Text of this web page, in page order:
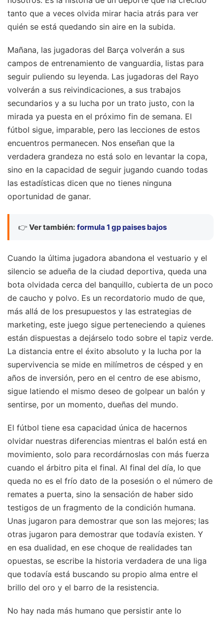
tanto que a veces olvida mirar hacia atrás para ver
quién se está quedando sin aire en la subida.
Mañana, las jugadoras del Barça volverán a sus
campos de entrenamiento de vanguardia, listas para
seguir puliendo su leyenda. Las jugadoras del Rayo
volverán a sus reivindicaciones, a sus trabajos
secundarios y a su lucha por un trato justo, con la
mirada ya puesta en el próximo fin de semana. El
fútbol sigue, imparable, pero las lecciones de estos
encuentros permanecen. Nos enseñan que la
verdadera grandeza no está solo en levantar la copa,
sino en la capacidad de seguir jugando cuando todas
las estadísticas dicen que no tienes ninguna
oportunidad de ganar.
👉 Ver también: formula 1 gp paises bajos
Cuando la última jugadora abandona el vestuario y el
silencio se adueña de la ciudad deportiva, queda una
bota olvidada cerca del banquillo, cubierta de un poco
de caucho y polvo. Es un recordatorio mudo de que,
más allá de los presupuestos y las estrategias de
marketing, este juego sigue perteneciendo a quienes
están dispuestas a dejárselo todo sobre el tapiz verde.
La distancia entre el éxito absoluto y la lucha por la
supervivencia se mide en milímetros de césped y en
años de inversión, pero en el centro de ese abismo,
sigue latiendo el mismo deseo de golpear un balón y
sentirse, por un momento, dueñas del mundo.
El fútbol tiene esa capacidad única de hacernos
olvidar nuestras diferencias mientras el balón está en
movimiento, solo para recordárnoslas con más fuerza
cuando el árbitro pita el final. Al final del día, lo que
queda no es el frío dato de la posesión o el número de
remates a puerta, sino la sensación de haber sido
testigos de un fragmento de la condición humana.
Unas jugaron para demostrar que son las mejores; las
otras jugaron para demostrar que todavía existen. Y
en esa dualidad, en ese choque de realidades tan
opuestas, se escribe la historia verdadera de una liga
que todavía está buscando su propio alma entre el
brillo del oro y el barro de la resistencia.
No hay nada más humano que persistir ante lo